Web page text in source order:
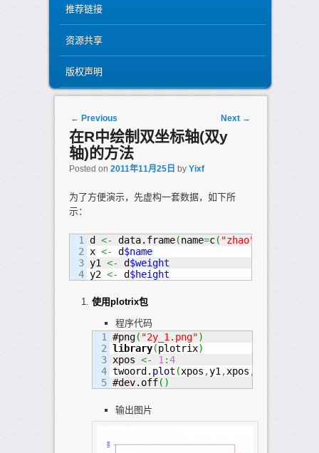
推荐链接
资源共享
版权声明
Post navigation
← Previous Next →
在R中绘制双坐标轴(双y
轴)的方法
Posted on 2011年11月25日 by Yixf
为了方便演示，先虚构一套数据，如下所
示：
1
2
3
4
d <- data.frame(name=c( "zhao"
x <- d$name
y1 <- d$weight
y2 <- d$height
使用plotrix包
程序代码
1
2
3
4
#png( "2y_1.png")
library(plotrix)
xpos <- 1:4
twoord. plot (xpos ,y1,xpos ,
#dev.off( )
输出图片